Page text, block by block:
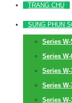
TRANG CHỦ
SÚNG PHUN
Series W-
Series
Series W-
Series W-
Series W-